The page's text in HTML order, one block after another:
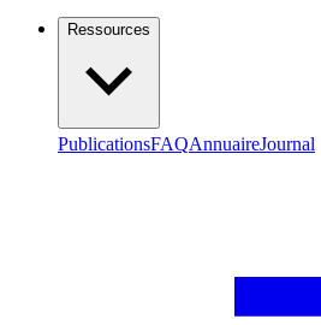
Ressources
PublicationsFAQAnnuaireJournal